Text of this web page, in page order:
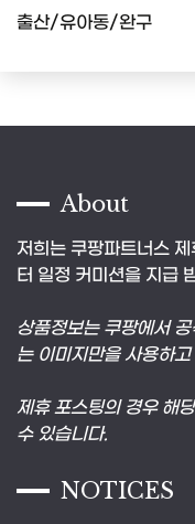
출산/유아동/완구
About
저희는 쿠팡파트너스
터 일정 커미션을 지급
상품정보는 쿠팡에서
는 이미지만을 사용하
제휴 포스팅의 경우 해
수 있습니다.
NOTICES